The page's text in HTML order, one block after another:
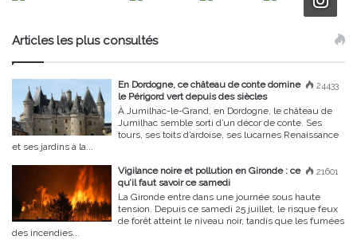
Articles les plus consultés
24433
En Dordogne, ce château de conte domine
le Périgord vert depuis des siècles
À Jumilhac-le-Grand, en Dordogne, le château de
Jumilhac semble sorti d’un décor de conte. Ses
tours, ses toits d’ardoise, ses lucarnes Renaissance
et ses jardins à la...
21601
Vigilance noire et pollution en Gironde : ce
qu’il faut savoir ce samedi
La Gironde entre dans une journée sous haute
tension. Depuis ce samedi 25 juillet, le risque feux
de forêt atteint le niveau noir, tandis que les fumées
des incendies...